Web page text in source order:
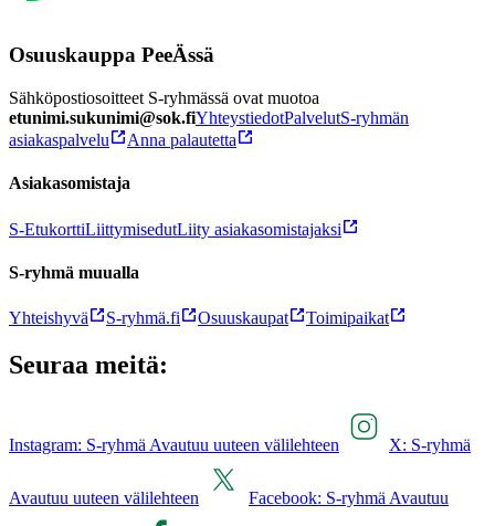
Osuuskauppa PeeÄssä
Sähköpostiosoitteet S-ryhmässä ovat muotoa
etunimi.sukunimi@sok.fiYhteystiedotPalvelutS-ryhmän
asiakaspalvelu
Anna palautetta
Asiakasomistaja
S-EtukorttiLiittymisedutLiity asiakasomistajaksi
S-ryhmä muualla
Yhteishyvä S-ryhmä.fi Osuuskaupat Toimipaikat
Seuraa meitä:
Instagram: S-ryhmä Avautuu uuteen välilehteen X: S-ryhmä
Avautuu uuteen välilehteen Facebook: S-ryhmä Avautuu